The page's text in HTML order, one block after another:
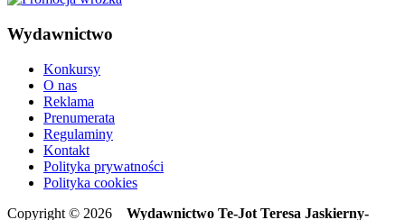
Wydawnictwo
Konkursy
O nas
Reklama
Prenumerata
Regulaminy
Kontakt
Polityka prywatności
Polityka cookies
Copyright © 2026 Wydawnictwo Te-Jot Teresa Jaskierny-